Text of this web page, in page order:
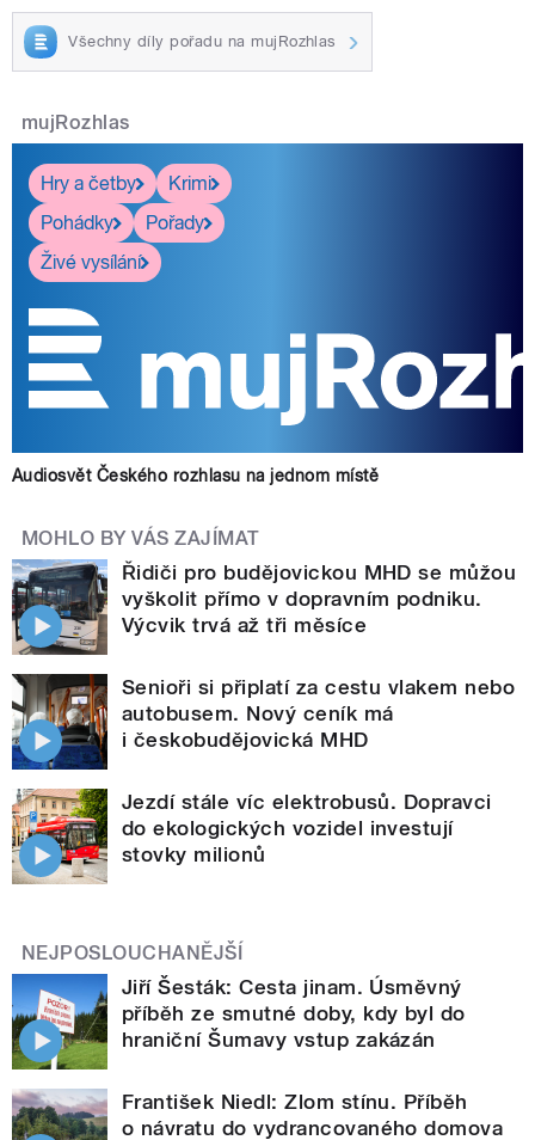
Všechny díly pořadu na mujRozhlas
mujRozhlas
Hry a četby
Krimi
Pohádky
Pořady
Živé vysílání
Audiosvět Českého rozhlasu na jednom místě
MOHLO BY VÁS ZAJÍMAT
Řidiči pro budějovickou MHD se můžou
vyškolit přímo v dopravním podniku.
Výcvik trvá až tři měsíce
Senioři si připlatí za cestu vlakem nebo
autobusem. Nový ceník má
i českobudějovická MHD
Jezdí stále víc elektrobusů. Dopravci
do ekologických vozidel investují
stovky milionů
NEJPOSLOUCHANĚJŠÍ
Jiří Šesták: Cesta jinam. Úsměvný
příběh ze smutné doby, kdy byl do
hraniční Šumavy vstup zakázán
František Niedl: Zlom stínu. Příběh
o návratu do vydrancovaného domova